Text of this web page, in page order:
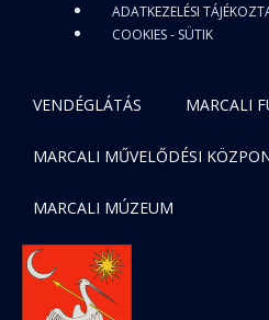
ADATKEZELÉSI
COOKIES - SÜTIK
VENDÉGLÁTÁS MARCALI
MARCALI MŰVELŐDÉSI
MARCALI MÚZEUM